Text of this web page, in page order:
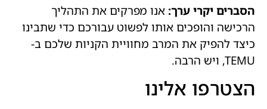
הסברים יקרי ערך: אנו מפרקים את התהליך
הרכישה והופכים אותו לפשוט עבורכם כדי שתבינו
כיצד להפיק את המרב מחוויית הקניות שלכם ב-
TEMU, ויש הרבה.
הצטרפו אלינו